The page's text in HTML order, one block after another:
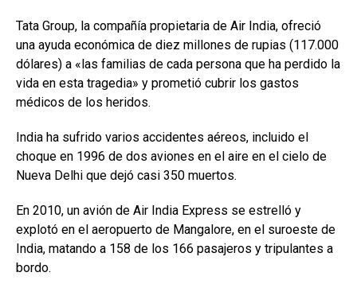
Tata Group, la compañía propietaria de Air India, ofreció
una ayuda económica de diez millones de rupias (117.000
dólares) a «las familias de cada persona que ha perdido la
vida en esta tragedia» y prometió cubrir los gastos
médicos de los heridos.
India ha sufrido varios accidentes aéreos, incluido el
choque en 1996 de dos aviones en el aire en el cielo de
Nueva Delhi que dejó casi 350 muertos.
En 2010, un avión de Air India Express se estrelló y
explotó en el aeropuerto de Mangalore, en el suroeste de
India, matando a 158 de los 166 pasajeros y tripulantes a
bordo.